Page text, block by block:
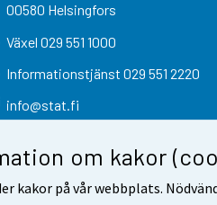
om kakor
kakor på vår webbplats.
00580 Helsingfors
Växel 029 551 1000
Informationstjänst 029 551 2220
info@stat.fi